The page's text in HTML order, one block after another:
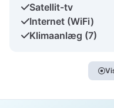
Satellit-tv
Internet (WiFi)
Klimaanlæg (7)